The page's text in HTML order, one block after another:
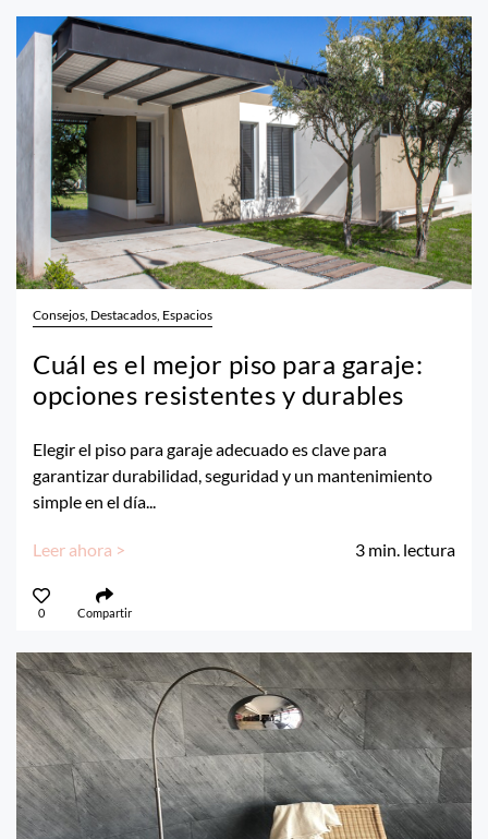
Consejos, Destacados, Espacios
Cuál es el mejor piso para garaje:
opciones resistentes y durables
Elegir el piso para garaje adecuado es clave para
garantizar durabilidad, seguridad y un mantenimiento
simple en el día...
Leer ahora > 3 min. lectura
0 Compartir